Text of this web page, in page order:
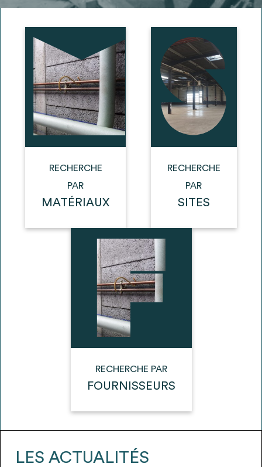
4
Ajouter les matériaux intéressants à "ma
Transmettre sa liste de manifestation
d'intérêt pour les matériaux
sélectionnés
3
Exporter sa liste et ses fiches produits
pour l’utiliser comme un outil d’aide à la
Être recontacté afin d’obtenir plus de
renseignements sur les modalités et
stratégies de récupérations
envisageables
* Attention, l’ajout des matériaux à sa liste et son envoi ne
vaut aucunement réservation.
RECHERCHE
PAR
MATÉRIAUX
RECHERCHE
PAR
SITES
RECHERCHE PAR
FOURNISSEURS
LES ACTUALITÉS